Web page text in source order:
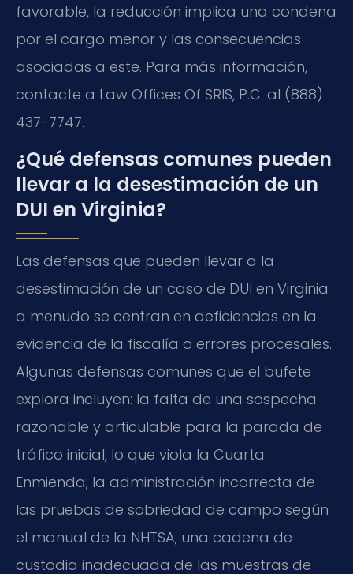
favorable, la reducción implica una condena
por el cargo menor y las consecuencias
asociadas a este. Para más información,
contacte a Law Offices Of SRIS, P.C. al (888)
437-7747.
¿Qué defensas comunes pueden
llevar a la desestimación de un
DUI en Virginia?
Las defensas que pueden llevar a la
desestimación de un caso de DUI en Virginia
a menudo se centran en deficiencias en la
evidencia de la fiscalía o errores procesales.
Algunas defensas comunes que el bufete
explora incluyen: la falta de una sospecha
razonable y articulable para la parada de
tráfico inicial, lo que viola la Cuarta
Enmienda; la administración incorrecta de
las pruebas de sobriedad de campo según
el manual de la NHTSA; una cadena de
custodia inadecuada de las muestras de